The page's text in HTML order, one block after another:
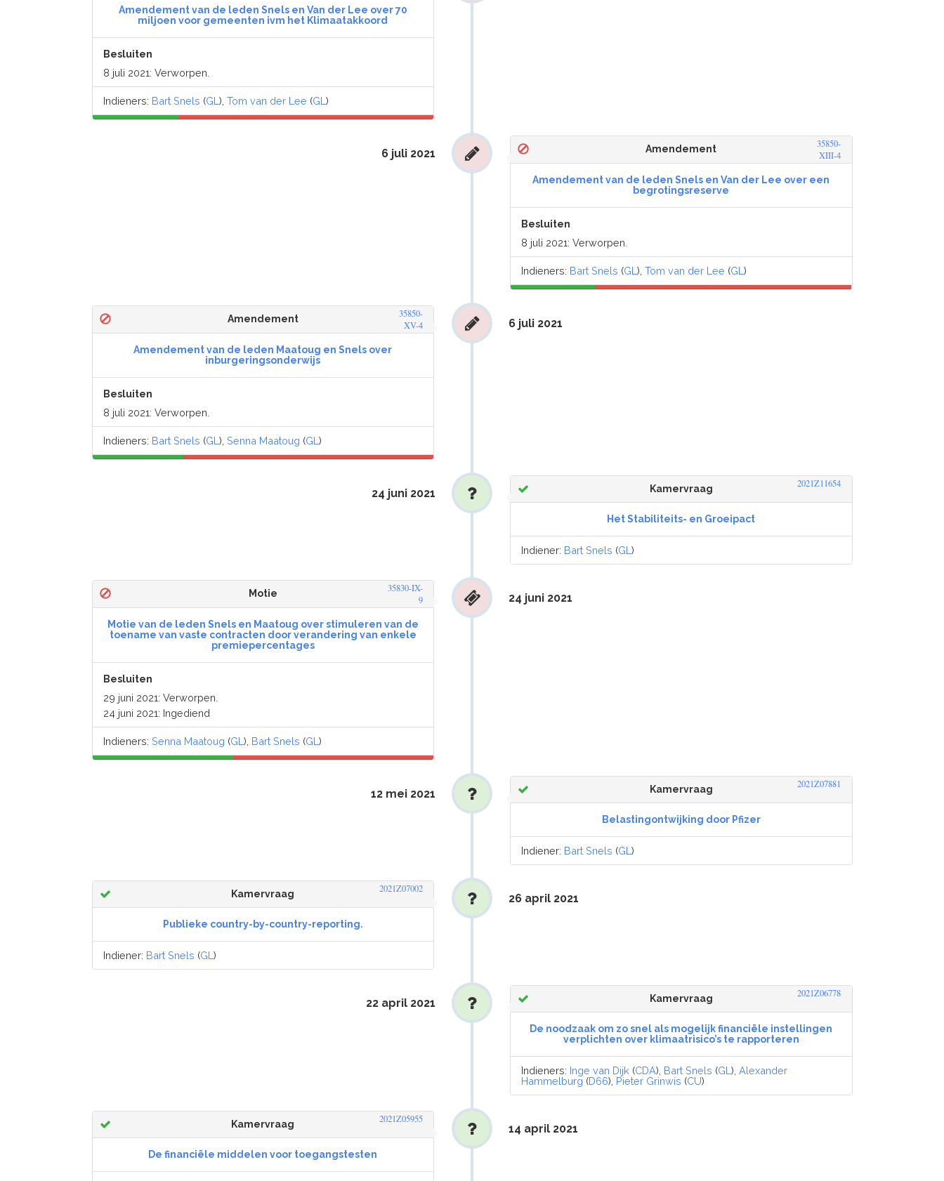
Amendement van de leden Snels en Van der Lee over 70
miljoen voor gemeenten ivm het Klimaatakkoord
Besluiten
8 juli 2021: Verworpen.
Indieners: Bart Snels (GL ), Tom van der Lee (GL )
Amendement
35850-
XIII-4
Amendement van de leden Snels en Van der Lee over een
begrotingsreserve
Besluiten
8 juli 2021: Verworpen.
Indieners: Bart Snels (GL),Tom van der Lee (GL)
6 juli 2021
Amendement
35850-
XV-4
Amendement van de leden Maatoug en Snels over
inburgeringsonderwijs
Besluiten
8 juli 2021: Verworpen.
Indieners: Bart Snels (GL ), Senna Maatoug (GL )
6 juli 2021
Kamervraag 2021Z11654
Het Stabiliteits- en Groeipact
Indiener: Bart Snels (GL)
24 juni 2021
Motie
35830-IX-
9
Motie van de leden Snels en Maatoug over stimuleren van de
toename van vaste contracten door verandering van enkele
premiepercentages
Besluiten
29 juni 2021: Verworpen.
24 juni 2021: Ingediend
Indieners: Senna Maatoug (GL ), Bart Snels (GL )
24 juni 2021
Kamervraag 2021Z07881
Belastingontwijking door Pfizer
Indiener: Bart Snels (GL)
12 mei 2021
Kamervraag 2021Z07002
Publieke country-by-country-reporting.
Indiener: Bart Snels (GL )
26 april 2021
Kamervraag 2021Z06778
De noodzaak om zo snel als mogelijk financiële instellingen
verplichten over klimaatrisico’s te rapporteren
Indieners: Inge van Dijk (CDA), Bart Snels (GL),Alexander
Hammelburg (D66), Pieter Grinwis (CU)
22 april 2021
Kamervraag 2021Z05955
De financiële middelen voor toegangstesten
14 april 2021